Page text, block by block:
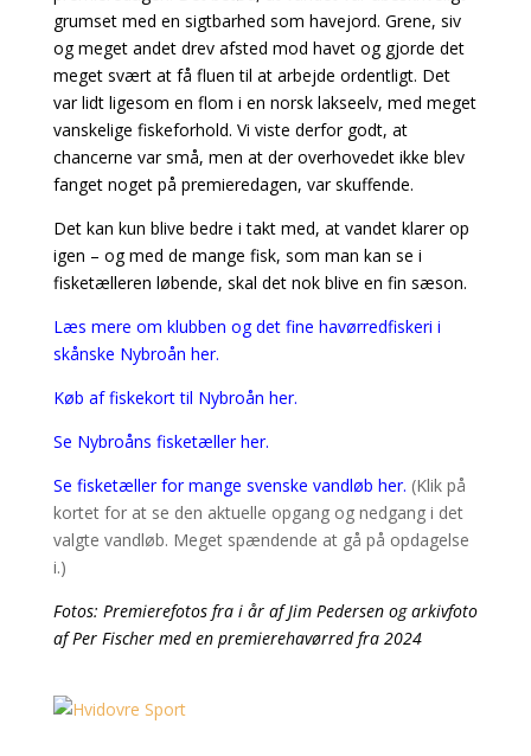
grumset med en sigtbarhed som havejord. Grene, siv
og meget andet drev afsted mod havet og gjorde det
meget svært at få fluen til at arbejde ordentligt. Det
var lidt ligesom en flom i en norsk lakseelv, med meget
vanskelige fiskeforhold. Vi viste derfor godt, at
chancerne var små, men at der overhovedet ikke blev
fanget noget på premieredagen, var skuffende.
Det kan kun blive bedre i takt med, at vandet klarer op
igen – og med de mange fisk, som man kan se i
fisketælleren løbende, skal det nok blive en fin sæson.
Læs mere om klubben og det fine havørredfiskeri i
skånske Nybroån her.
Køb af fiskekort til Nybroån her.
Se Nybroåns fisketæller her.
Se fisketæller for mange svenske vandløb her. (Klik på
kortet for at se den aktuelle opgang og nedgang i det
valgte vandløb. Meget spændende at gå på opdagelse
i.)
Fotos: Premierefotos fra i år af Jim Pedersen og arkivfoto
af Per Fischer med en premierehavørred fra 2024